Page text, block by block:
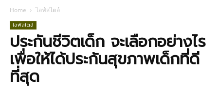
Home ไลฟ์สไตล์
ไลฟ์สไตล์
ประกันชีวิตเด็ก จะเลือกอย่างไร
เพื่อให้ได้ประกันสุขภาพเด็กที่ดี
ที่สุด